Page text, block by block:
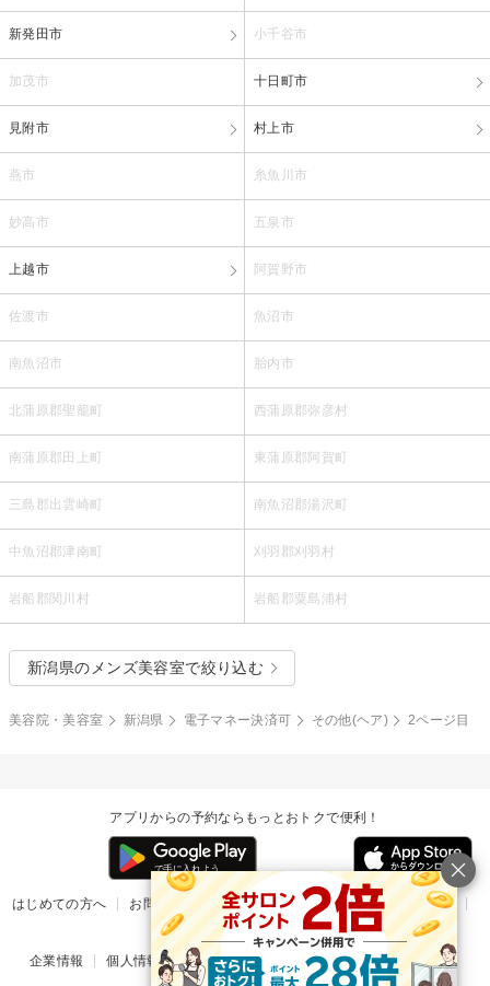
新発田市 小千谷市
加茂市 十日町市
見附市 村上市
燕市 糸魚川市
妙高市 五泉市
上越市 阿賀野市
佐渡市 魚沼市
南魚沼市 胎内市
北蒲原郡聖籠町 西蒲原郡弥彦村
南蒲原郡田上町 東蒲原郡阿賀町
三島郡出雲崎町 南魚沼郡湯沢町
中魚沼郡津南町 刈羽郡刈羽村
岩船郡関川村 岩船郡粟島浦村
新潟県のメンズ美容室で絞り込む
美容院・美容室 新潟県 電子マネー決済可 その他(ヘア) 2ページ目
アプリからの予約ならもっとおトクで便利！
はじめての方へ お問い合わせ ヘルプ リリース情報
利用規約
掲載ご希望のサロン様
企業情報 個人情報保護方針 楽天のサービス一覧 アプリ一覧